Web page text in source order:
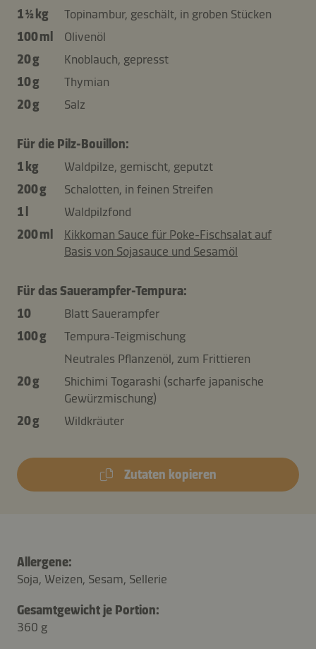
1 ½ kg
Topinambur, geschält, in groben Stücken
100 ml
Olivenöl
20 g
Knoblauch, gepresst
10 g
Thymian
20 g
Salz
Für die Pilz-Bouillon:
1 kg
Waldpilze, gemischt, geputzt
200 g
Schalotten, in feinen Streifen
1 l
Waldpilzfond
200 ml
Kikkoman Sauce für Poke-Fischsalat auf
Basis von Sojasauce und Sesamöl
Für das Sauerampfer-Tempura:
10
Blatt Sauerampfer
100 g
Tempura-Teigmischung
Neutrales Pflanzenöl, zum Frittieren
20 g
Shichimi Togarashi (scharfe japanische
Gewürzmischung)
20 g
Wildkräuter
Zutaten kopieren
Allergene:
Soja, Weizen, Sesam, Sellerie
Gesamtgewicht je Portion:
360 g